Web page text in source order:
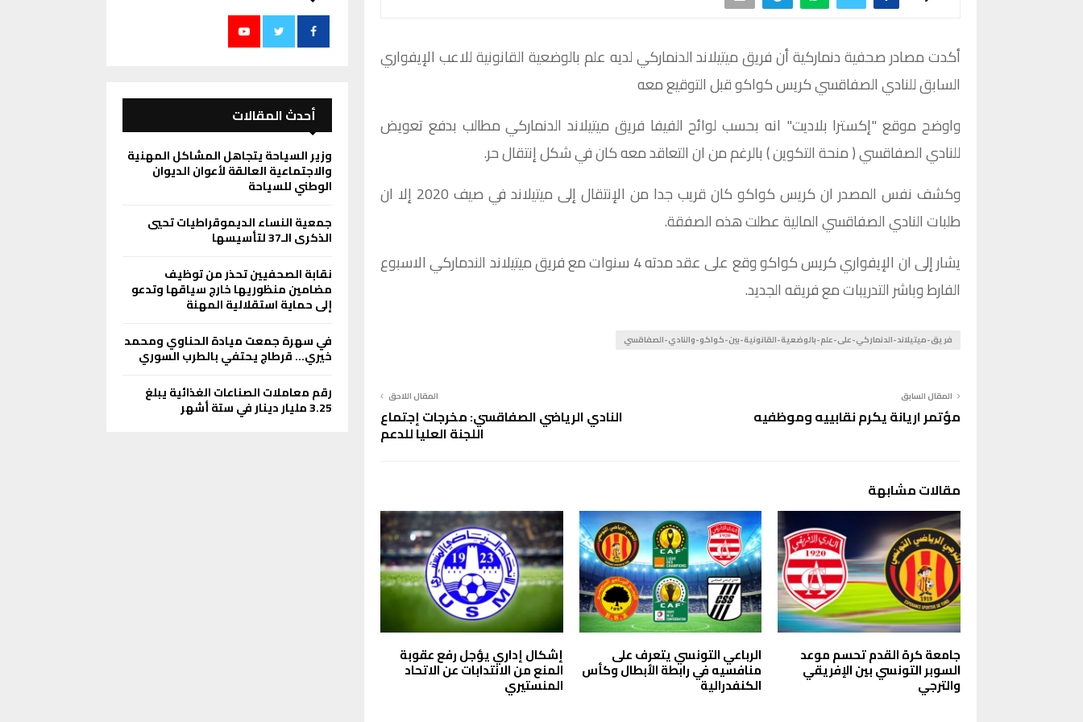
أكدت مصادر صحفية دنماركية أن فريق ميتيلاند الدنماركي لديه علم بالوضعية القانونية للاعب الإيفواري
السابق للنادي الصفاقسي كريس كواكو قبل التوقيع معه
واوضح موقع "إكسترا بلاديت" انه بحسب لوائح الفيفا فريق ميتيلاند الدنماركي مطالب بدفع تعويض
للنادي الصفاقسي ( منحة التكوين ) بالرغم من ان التعاقد معه كان في شكل إنتقال حر.
وكشف نفس المصدر ان كريس كواكو كان قريب جدا من الإنتقال إلى ميتيلاند في صيف 2020 إلا ان
طلبات النادي الصفاقسي المالية عطلت هذه الصفقة.
يشار إلى ان الإيفواري كريس كواكو وقع على عقد مدته 4 سنوات مع فريق ميتيلاند الندماركي الاسبوع
الفارط وباشر التدريبات مع فريقه الجديد.
فريق-ميتيلاند-الدنماركي-على-علم-بالوضعية-القانونية-بين-كواكو-والنادي-الصفاقسي
المقال السابق
مؤتمر اريانة يكرم نقابييه وموظفيه
المقال اللاحق
النادي الرياضي الصفاقسي: مخرجات إجتماع
اللجنة العليا للدعم
مقالات مشابهة
جامعة كرة القدم تحسم موعد
السوبر التونسي بين الإفريقي
والترجي
الرباعي التونسي يتعرف على
منافسيه في رابطة الأبطال وكأس
الكنفدرالية
إشكال إداري يؤجل رفع عقوبة
المنع من الانتدابات عن الاتحاد
المنستيري
أحدث المقالات
وزير السياحة يتجاهل المشاكل المهنية
والاجتماعية العالقة لأعوان الديوان
الوطني للسياحة
جمعية النساء الديموقراطيات تحيي
الذكرى الـ37 لتأسيسها
نقابة الصحفيين تحذر من توظيف
مضامين منظوريها خارج سياقها وتدعو
إلى حماية استقلالية المهنة
في سهرة جمعت ميادة الحناوي ومحمد
خيري… قرطاج يحتفي بالطرب السوري
رقم معاملات الصناعات الغذائية يبلغ
3.25 مليار دينار في ستة أشهر